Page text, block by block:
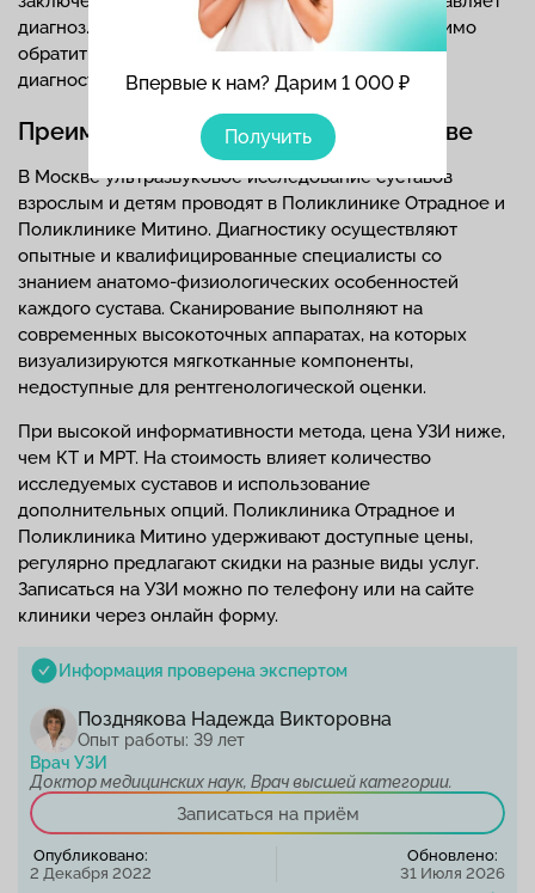
Впервые к нам? Дарим 1 000 ₽
Получить
диагноз. Для расшифровки результатов необходимо
обратиться к врачу, выдавшему направление на
диагностику.
Преимущества УЗИ суставов в Москве
В Москве ультразвуковое исследование суставов
взрослым и детям проводят в Поликлинике Отрадное и
Поликлинике Митино. Диагностику осуществляют
опытные и квалифицированные специалисты со
знанием анатомо-физиологических особенностей
каждого сустава. Сканирование выполняют на
современных высокоточных аппаратах, на которых
визуализируются мягкотканные компоненты,
недоступные для рентгенологической оценки.
При высокой информативности метода, цена УЗИ ниже,
чем КТ и МРТ. На стоимость влияет количество
исследуемых суставов и использование
дополнительных опций. Поликлиника Отрадное и
Поликлиника Митино удерживают доступные цены,
регулярно предлагают скидки на разные виды услуг.
Записаться на УЗИ можно по телефону или на сайте
клиники через онлайн форму.
Информация проверена экспертом
Позднякова Надежда Викторовна
Опыт работы: 39 лет
Врач УЗИ
Доктор медицинских наук, Врач высшей категории.
Записаться на приём
Опубликовано:
2 Декабря 2022
Обновлено:
31 Июля 2026